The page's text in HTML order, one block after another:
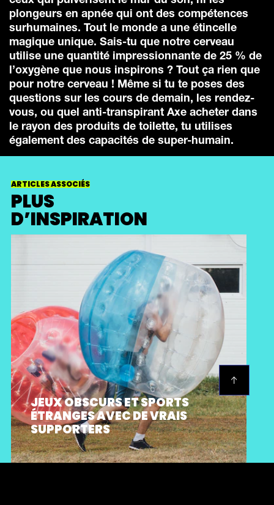
DANS CHACUN
D’ENTRE NOUS SE
CACHE UN SUPER-
HUMAIN.
Ce ne sont pas uniquement les ultra-coureurs,
ceux qui pulvérisent le mur du son, ni les
surhumaines. Tout le monde a une étincelle
magique unique. Sais-tu que notre cerveau
utilise une quantité impressionnante de 25 % de
l’oxygène que nous inspirons ? Tout ça rien que
pour notre cerveau ! Même si tu te poses des
questions sur les cours de demain, les rendez-
vous, ou quel anti-transpirant Axe acheter dans
le rayon des produits de toilette, tu utilises
également des capacités de super-humain.
ARTICLES ASSOCIÉS
PLUS
D’INSPIRATION